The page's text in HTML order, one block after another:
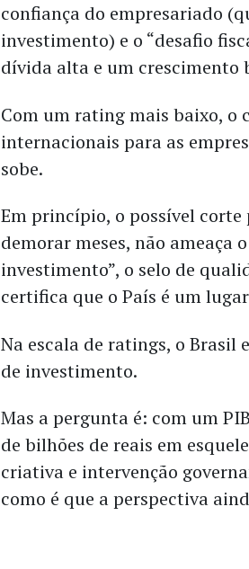
confiança do empresariado
investimento) e o “desafio
dívida alta e um crescimento
Com um rating mais baixo, o
internacionais para as
sobe.
Em princípio, o possível corte
demorar meses, não ameaça
investimento”, o selo de
certifica que o País é um
Na escala de ratings, o Brasil
de investimento.
Mas a pergunta é: com um
de bilhões de reais em
criativa e intervenção
como é que a perspectiva